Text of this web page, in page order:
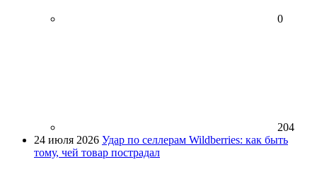
0
204
24 июля 2026 Удар по селлерам Wildberries: как быть
тому, чей товар пострадал